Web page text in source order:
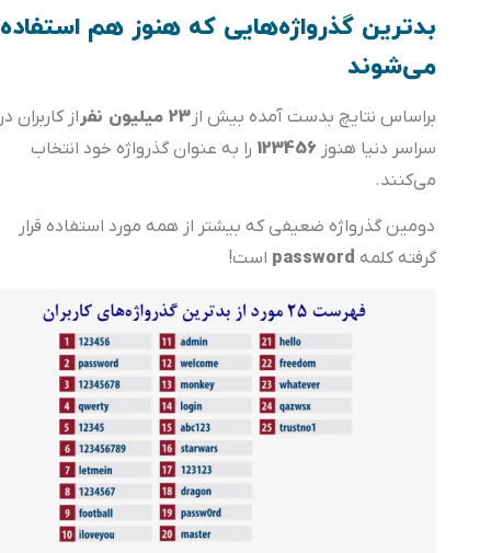
بدترین گذرواژه‌هایی که هنوز هم استفاده
می‌شوند
براساس نتایچ بدست آمده بیش از23 میلیون نفر
از کاربران در
سراسر دنیا هنوز123456را به عنوان گذرواژه خود انتخاب
می‌کنند.
دومین گذرواژه ضعیفی که بیشتر از همه مورد استفاده قرار
گرفته کلمهpasswordاست!